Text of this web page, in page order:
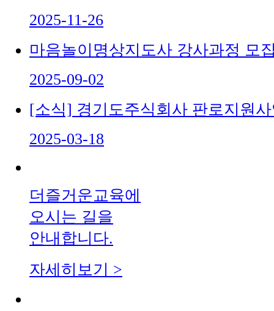
2025-11-26
마음놀이명상지도사 강사과정 모
2025-09-02
[소식] 경기도주식회사 판로지원
2025-03-18
더즐거운교육에
오시는 길을
안내합니다.
자세히보기 >